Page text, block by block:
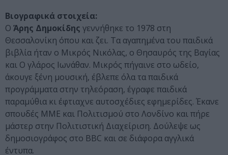
Βιογραφικά στοιχεία:
Ο Άρης Δημοκίδης γεννήθηκε το 1978 στη
Θεσσαλονίκη όπου και ζει. Τα αγαπημένα του παιδικά
βιβλία ήταν ο Μικρός Νικόλας, ο Θησαυρός της Βαγίας
και Ο γλάρος Ιωνάθαν. Μικρός πήγαινε στο ωδείο,
άκουγε ξένη μουσική, έβλεπε όλα τα παιδικά
προγράμματα στην τηλεόραση, έγραφε παιδικά
παραμύθια κι έφτιαχνε αυτοσχέδιες εφημερίδες. Έκανε
σπουδές ΜΜΕ και Πολιτισμού στο Λονδίνο και πήρε
μάστερ στην Πολιτιστική Διαχείριση. Δούλεψε ως
δημοσιογράφος στο BBC και σε διάφορα αγγλικά
έντυπα.